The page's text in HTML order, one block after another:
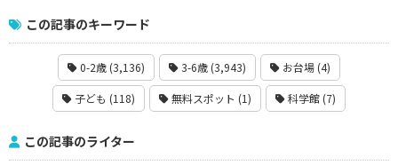
この記事のキーワード
0-2歳 (3,136) 3-6歳 (3,943) お台場 (4)
子ども (118) 無料スポット (1) 科学館 (7)
この記事のライター